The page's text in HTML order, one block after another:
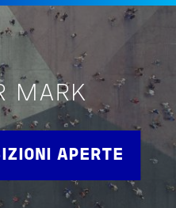
MARK
APERTE